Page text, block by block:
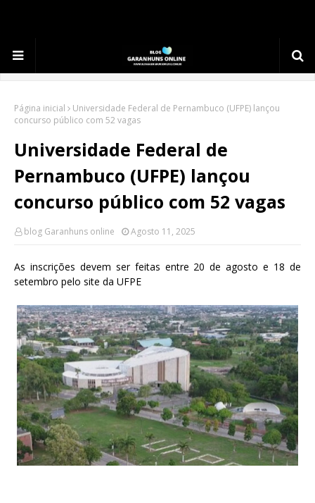
Página inicial
Universidade Federal de Pernambuco (UFPE) lançou
concurso público com 52 vagas
Universidade Federal de
Pernambuco (UFPE) lançou
concurso público com 52 vagas
blog Garanhuns online Agosto 11, 2025
As inscrições devem ser feitas entre 20 de agosto e 18 de
setembro pelo site da UFPE